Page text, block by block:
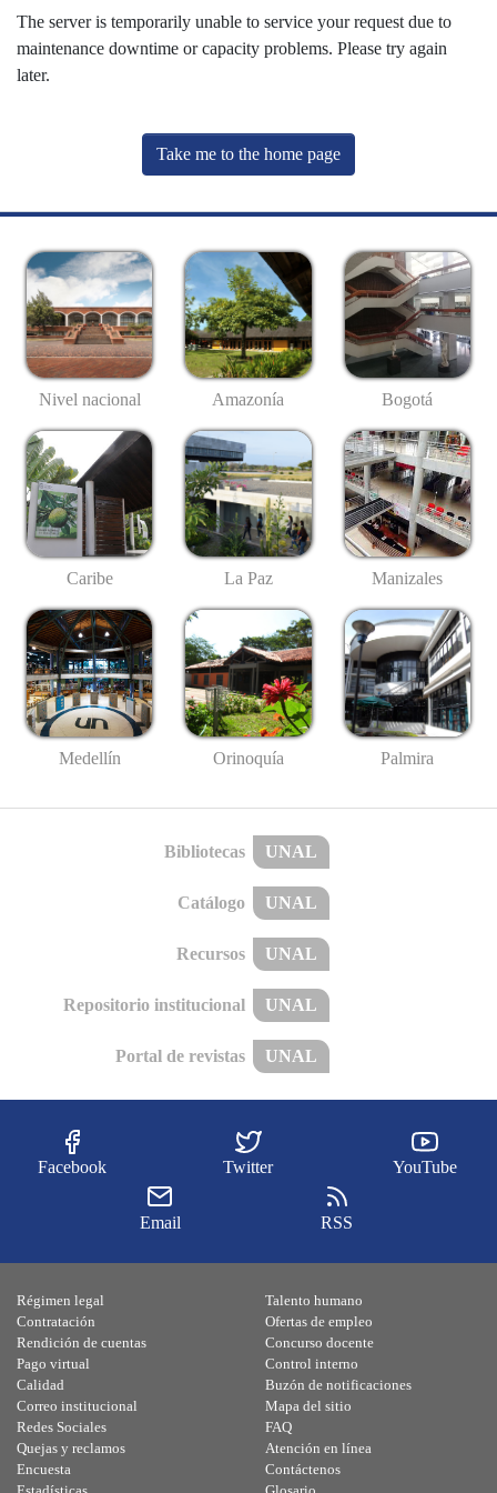
The server is temporarily unable to service your request due to
maintenance downtime or capacity problems. Please try again
later.
Take me to the home page
Nivel nacional Amazonía Bogotá
Caribe La Paz Manizales
Medellín Orinoquía Palmira
Bibliotecas UNAL
Catálogo UNAL
Recursos UNAL
Repositorio institucional UNAL
Portal de revistas UNAL
Facebook Twitter YouTube
Email RSS
Régimen legal
Contratación
Rendición de cuentas
Pago virtual
Calidad
Talento humano
Ofertas de empleo
Concurso docente
Control interno
Buzón de notificaciones
Correo institucional
Redes Sociales
Quejas y reclamos
Encuesta
Mapa del sitio
FAQ
Atención en línea
Contáctenos